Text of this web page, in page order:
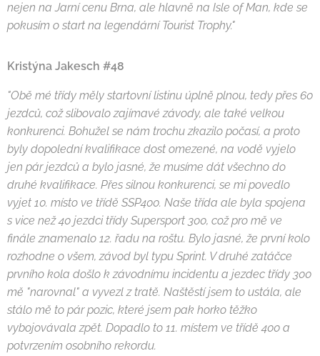
nejen na Jarní cenu Brna, ale hlavně na Isle of Man, kde se
pokusím o start na legendární Tourist Trophy."
Kristýna Jakesch #48
"Obě mé třídy měly startovní listinu úplně plnou, tedy přes 60
jezdců, což slibovalo zajímavé závody, ale také velkou
konkurenci. Bohužel se nám trochu zkazilo počasí, a proto
byly dopolední kvalifikace dost omezené, na vodě vyjelo
jen pár jezdců a bylo jasné, že musíme dát všechno do
druhé kvalifikace. Přes silnou konkurenci, se mi povedlo
vyjet 10. místo ve třídě SSP400. Naše třída ale byla spojena
s vice než 40 jezdci třídy Supersport 300, což pro mě ve
finále znamenalo 12. řadu na roštu. Bylo jasné, že první kolo
rozhodne o všem, závod byl typu Sprint. V druhé zatáčce
prvního kola došlo k závodnímu incidentu a jezdec třídy 300
mě "narovnal" a vyvezl z tratě. Naštěstí jsem to ustála, ale
stálo mě to pár pozic, které jsem pak horko těžko
vybojovávala zpět. Dopadlo to 11. místem ve třídě 400 a
potvrzením osobního rekordu.